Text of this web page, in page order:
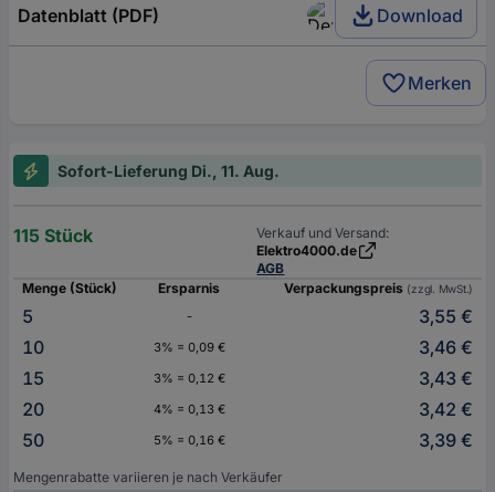
Datenblatt (PDF) Download
Merken
Sofort-Lieferung Di., 11. Aug.
115 Stück
Verkauf und Versand:
Elektro4000.de
AGB
Menge (Stück)
Ersparnis Verpackungspreis (zzgl. MwSt.)
5 -
3,55 €
10
3% = 0,09 €
3,46 €
15
3% = 0,12 €
3,43 €
20
4% = 0,13 €
3,42 €
50
5% = 0,16 € 3,39 €
Mengenrabatte variieren je nach Verkäufer